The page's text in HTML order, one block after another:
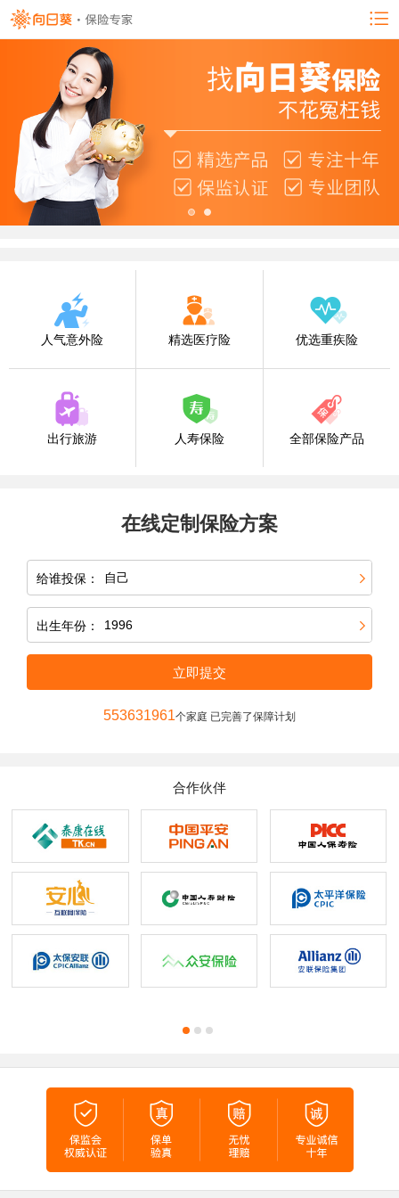
人气意外险 精选医疗险 优选重疾险
出行旅游 人寿保险 全部保险产品
在线定制保险方案
给谁投保：
出生年份：
立即提交
553631961个家庭 已完善了保障计划
合作伙伴